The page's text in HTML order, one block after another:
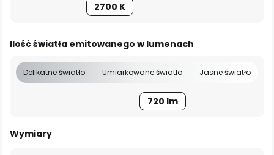
2700 K
Ilość światła emitowanego w lumenach
Delikatne światło Umiarkowane światło Jasne światło
720 lm
Wymiary